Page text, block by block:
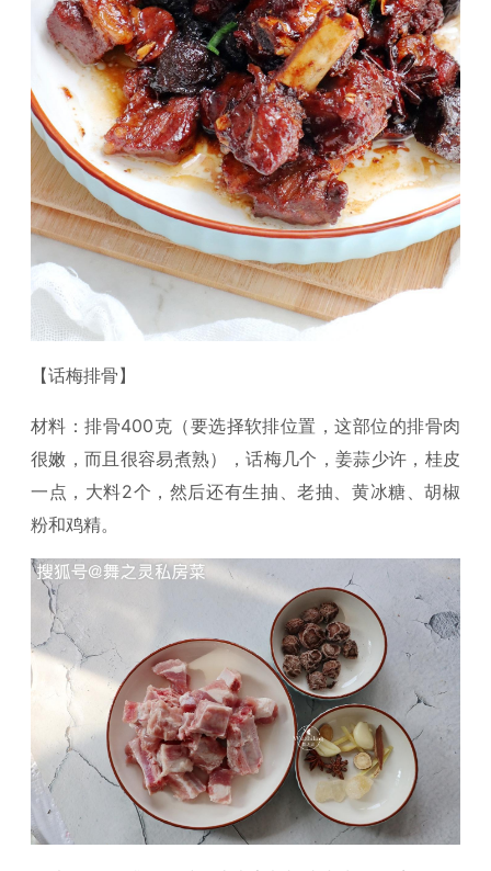
【话梅排骨】
材料：排骨400克（要选择软排位置，这部位的排骨肉
很嫩，而且很容易煮熟），话梅几个，姜蒜少许，桂皮
一点，大料2个，然后还有生抽、老抽、黄冰糖、胡椒
粉和鸡精。